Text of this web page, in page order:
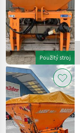
Použitý stroj